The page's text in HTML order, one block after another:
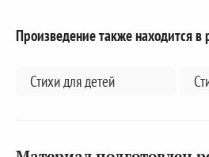
Произведение также находится в
Стихи для детей